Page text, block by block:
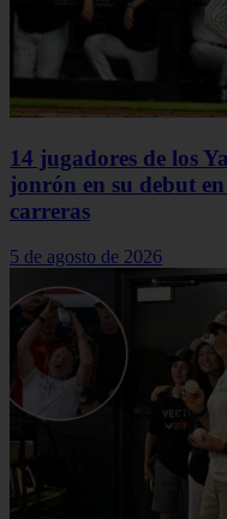
14 jugadores de los
jonrón en su debut
carreras
5 de agosto de 2026